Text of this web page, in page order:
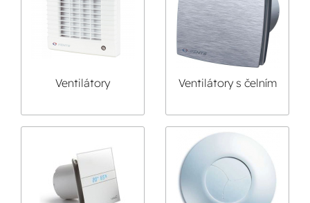
Ventilátory
Ventilátory s čelním